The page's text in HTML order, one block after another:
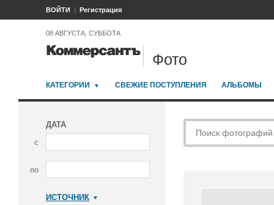
ВОЙТИ Регистрация
08 АВГУСТА, СУББОТА
Фото
КАТЕГОРИИ СВЕЖИЕ ПОСТУПЛЕНИЯ АЛЬБОМЫ
ДАТА
с
по
ИСТОЧНИК